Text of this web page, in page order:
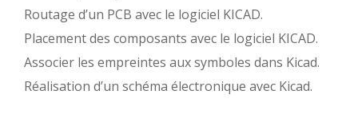
Routage d’un PCB avec le logiciel KICAD.
Placement des composants avec le logiciel KICAD.
Associer les empreintes aux symboles dans Kicad.
Réalisation d’un schéma électronique avec Kicad.